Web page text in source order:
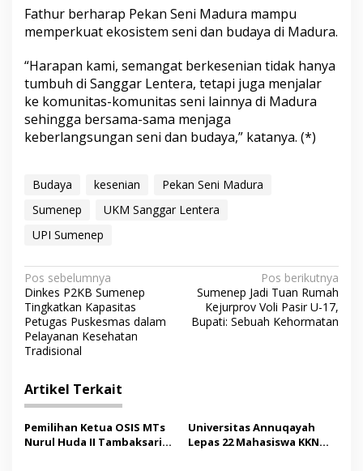
Fathur berharap Pekan Seni Madura mampu
memperkuat ekosistem seni dan budaya di Madura.
“Harapan kami, semangat berkesenian tidak hanya
tumbuh di Sanggar Lentera, tetapi juga menjalar
ke komunitas-komunitas seni lainnya di Madura
sehingga bersama-sama menjaga
keberlangsungan seni dan budaya,” katanya. (*)
Budaya kesenian
Pekan Seni Madura
Sumenep
UKM Sanggar Lentera
UPI Sumenep
N
a
v
i
a
s
i
Pos sebelumnya
Dinkes P2KB Sumenep
Tingkatkan Kapasitas
Petugas Puskesmas dalam
Pelayanan Kesehatan
Tradisional
Pos berikutnya
Sumenep Jadi Tuan Rumah
Kejurprov Voli Pasir U-17,
Bupati: Sebuah Kehormatan
Artikel Terkait
Pemilihan Ketua OSIS MTs
Nurul Huda II Tambaksari
Universitas Annuqayah
Lepas 22 Mahasiswa KKN